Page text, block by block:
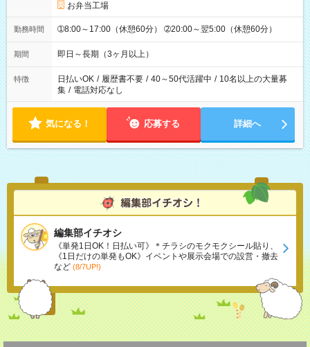
お弁当工場
勤務時間 ➀8:00～17:00（休憩60分） ➁20:00～翌5:00（休憩60分）
期間 即日～長期（3ヶ月以上）
特徴 日払いOK / 履歴書不要 / 40～50代活躍中 / 10名以上の大量募
集 / 電話対応なし
気になる！ 応募する 詳細へ
編集部イチオシ
《単発1日OK！日払い可》＊チラシのモクモクシール貼り、
《1日だけの単発もOK》イベントや展示会場での設営・撤去
など (8/7UP!)